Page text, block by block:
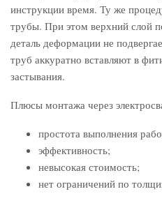
инструкции время. Ту же
трубы. При этом верхний слой
деталь деформации не
труб аккуратно вставляют в
застывания.
Плюсы монтажа через
простота выполнения
эффективность;
невысокая стоимость;
нет ограничений по